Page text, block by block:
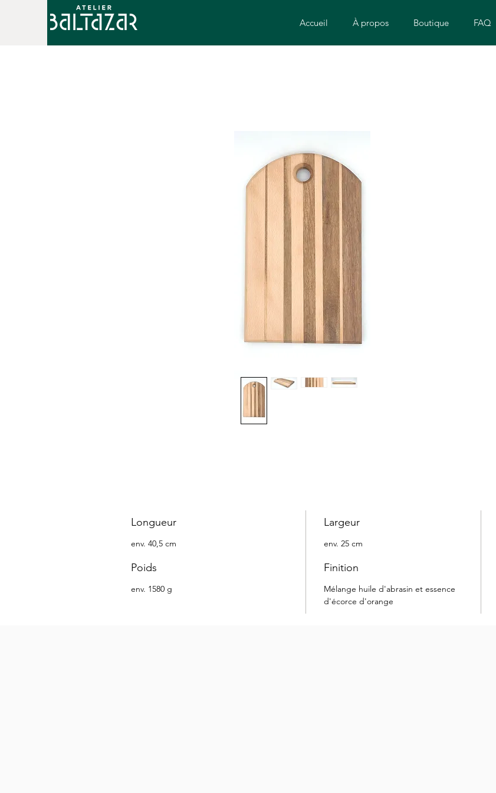
Accueil À propos Boutique FAQ
Longueur
env. 40,5 cm
Largeur
env. 25 cm
Poids
env. 1580 g
Finition
Mélange huile d'abrasin et essence
d'écorce d'orange